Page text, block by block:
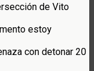
de Vito
estoy
con detonar 20